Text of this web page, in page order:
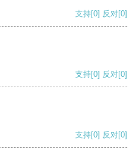
支持[0] 反对[0]
支持[0] 反对[0]
支持[0] 反对[0]